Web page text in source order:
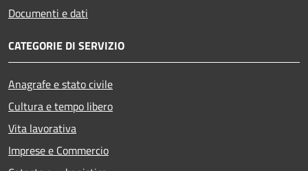
Documenti e dati
CATEGORIE DI SERVIZIO
Anagrafe e stato civile
Cultura e tempo libero
Vita lavorativa
Imprese e Commercio